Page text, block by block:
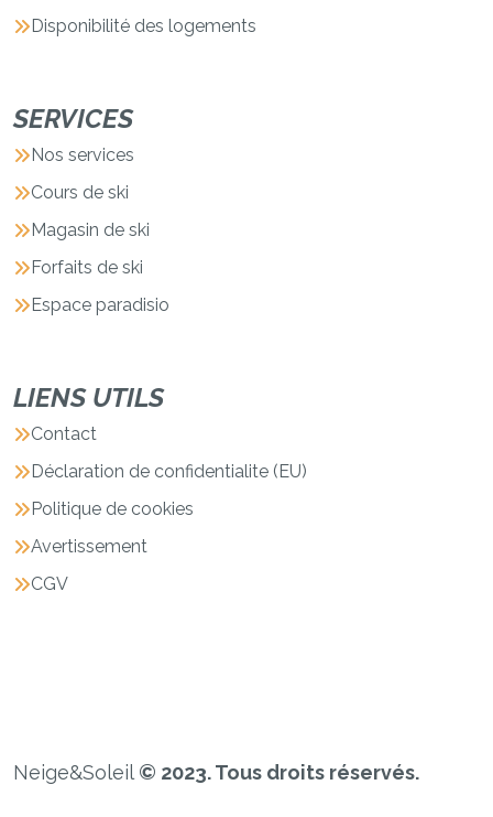
Disponibilité des logements
SERVICES
Nos services
Cours de ski
Magasin de ski
Forfaits de ski
Espace paradisio
LIENS UTILS
Contact
Déclaration de confidentialite (EU)
Politique de cookies
Avertissement
CGV
Neige&Soleil © 2023. Tous droits réservés.